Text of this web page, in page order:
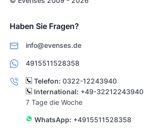
Haben Sie Fragen?
info@evenses.de
4915511528358
Telefon: 0322-12243940
International: +49-32212243940
7 Tage die Woche
WhatsApp: +4915511528358